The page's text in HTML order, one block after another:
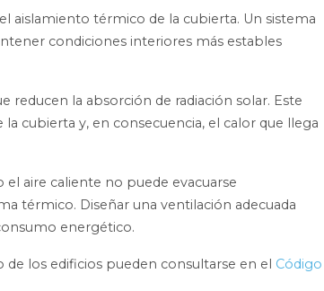
aislamiento térmico de la cubierta. Un sistema
condiciones interiores más estables
reducen la absorción de radiación solar. Este
cubierta y, en consecuencia, el calor que llega
aire caliente no puede evacuarse
térmico. Diseñar una ventilación adecuada
energético.
los edificios pueden consultarse en el Código